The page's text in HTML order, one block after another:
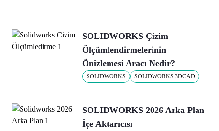
SOLIDWORKS Çizim
Ölçümlendirmelerinin
Önizlemesi Aracı Nedir?
SOLIDWORKS SOLIDWORKS 3DCAD
SOLIDWORKS 2026 Arka Plan
İçe Aktarıcısı